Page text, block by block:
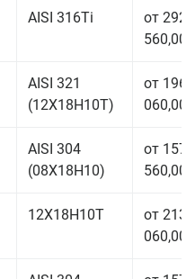
AISI 316Ti
от 292
560,00
AISI 321
(12Х18Н10Т)
от 196
060,00
AISI 304
(08Х18Н10)
от 157
560,00
12Х18Н10Т
от 213
060,00